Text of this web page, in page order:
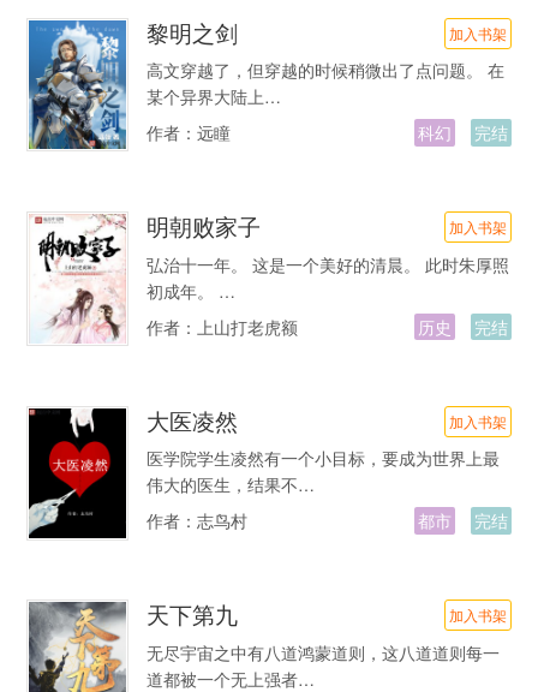
黎明之剑 加入书架
高文穿越了，但穿越的时候稍微出了点问题。 在
某个异界大陆上…
作者： 远瞳 科幻 完结
明朝败家子 加入书架
弘治十一年。 这是一个美好的清晨。 此时朱厚照
初成年。 …
作者： 上山打老虎额 历史 完结
大医凌然 加入书架
医学院学生凌然有一个小目标，要成为世界上最
伟大的医生，结果不…
作者： 志鸟村 都市 完结
天下第九 加入书架
无尽宇宙之中有八道鸿蒙道则，这八道道则每一
道都被一个无上强者…